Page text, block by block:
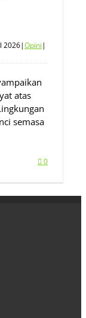
2026|Opini|
atas
semasa
0